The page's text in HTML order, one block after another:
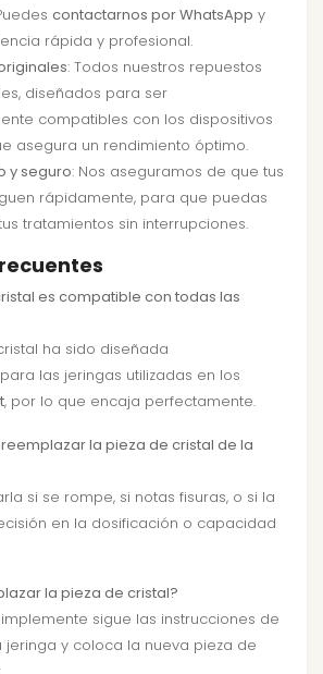
contactarnos por WhatsApp y
rápida y profesional.
: Todos nuestros repuestos
diseñados para ser
compatibles con los dispositivos
asegura un rendimiento óptimo.
y seguro: Nos aseguramos de que tus
rápidamente, para que puedas
tratamientos sin interrupciones.
es compatible con todas las
ha sido diseñada
las jeringas utilizadas en los
, por lo que encaja perfectamente.
la pieza de cristal de la
si se rompe, si notas fisuras, o si la
en la dosificación o capacidad
la pieza de cristal?
sigue las instrucciones de
y coloca la nueva pieza de